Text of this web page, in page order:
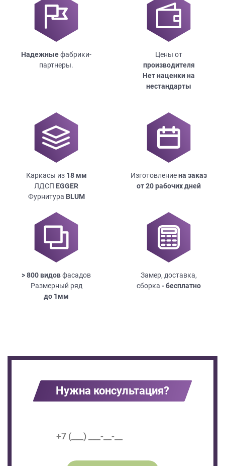
Надежныефабрики-
партнеры.
Цены от
производителя
Нет наценки на
нестандарты
Каркасы из 18мм
ЛДСП EGGER
Фурнитура BLUM
Изготовлениена заказ
от 20 рабочих дней
> 800 видовфасадов
Размерный ряд
до 1мм
Замер, доставка,
сборка - бесплатно
Нужна консультация?